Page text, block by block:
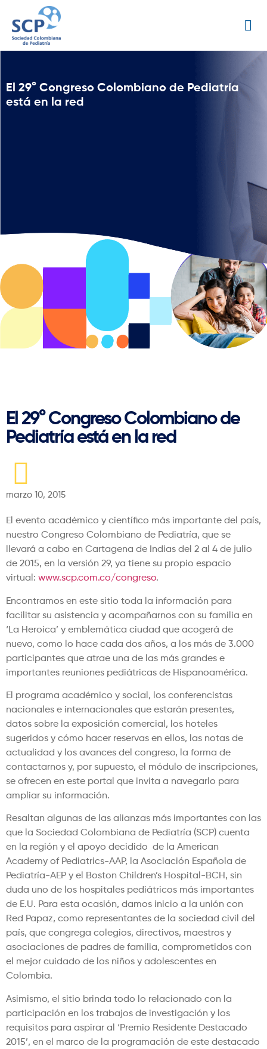
El 29° Congreso Colombiano de Pediatría
está en la red
El 29° Congreso Colombiano de
Pediatría está en la red
marzo 10, 2015
El evento académico y científico más importante del país,
nuestro Congreso Colombiano de Pediatría, que se
llevará a cabo en Cartagena de Indias del 2 al 4 de julio
de 2015, en la versión 29, ya tiene su propio espacio
virtual: www.scp.com.co/congreso.
Encontramos en este sitio toda la información para
facilitar su asistencia y acompañarnos con su familia en
‘La Heroica’ y emblemática ciudad que acogerá de
nuevo, como lo hace cada dos años, a los más de 3.000
participantes que atrae una de las más grandes e
importantes reuniones pediátricas de Hispanoamérica.
El programa académico y social, los conferencistas
nacionales e internacionales que estarán presentes,
datos sobre la exposición comercial, los hoteles
sugeridos y cómo hacer reservas en ellos, las notas de
actualidad y los avances del congreso, la forma de
contactarnos y, por supuesto, el módulo de inscripciones,
se ofrecen en este portal que invita a navegarlo para
ampliar su información.
Resaltan algunas de las alianzas más importantes con las
que la Sociedad Colombiana de Pediatría (SCP) cuenta
en la región y el apoyo decidido de la American
Academy of Pediatrics-AAP, la Asociación Española de
Pediatría-AEP y el Boston Children’s Hospital-BCH, sin
duda uno de los hospitales pediátricos más importantes
de E.U. Para esta ocasión, damos inicio a la unión con
Red Papaz, como representantes de la sociedad civil del
país, que congrega colegios, directivos, maestros y
asociaciones de padres de familia, comprometidos con
el mejor cuidado de los niños y adolescentes en
Colombia.
Asimismo, el sitio brinda todo lo relacionado con la
participación en los trabajos de investigación y los
requisitos para aspirar al ‘Premio Residente Destacado
2015’, en el marco de la programación de este destacado